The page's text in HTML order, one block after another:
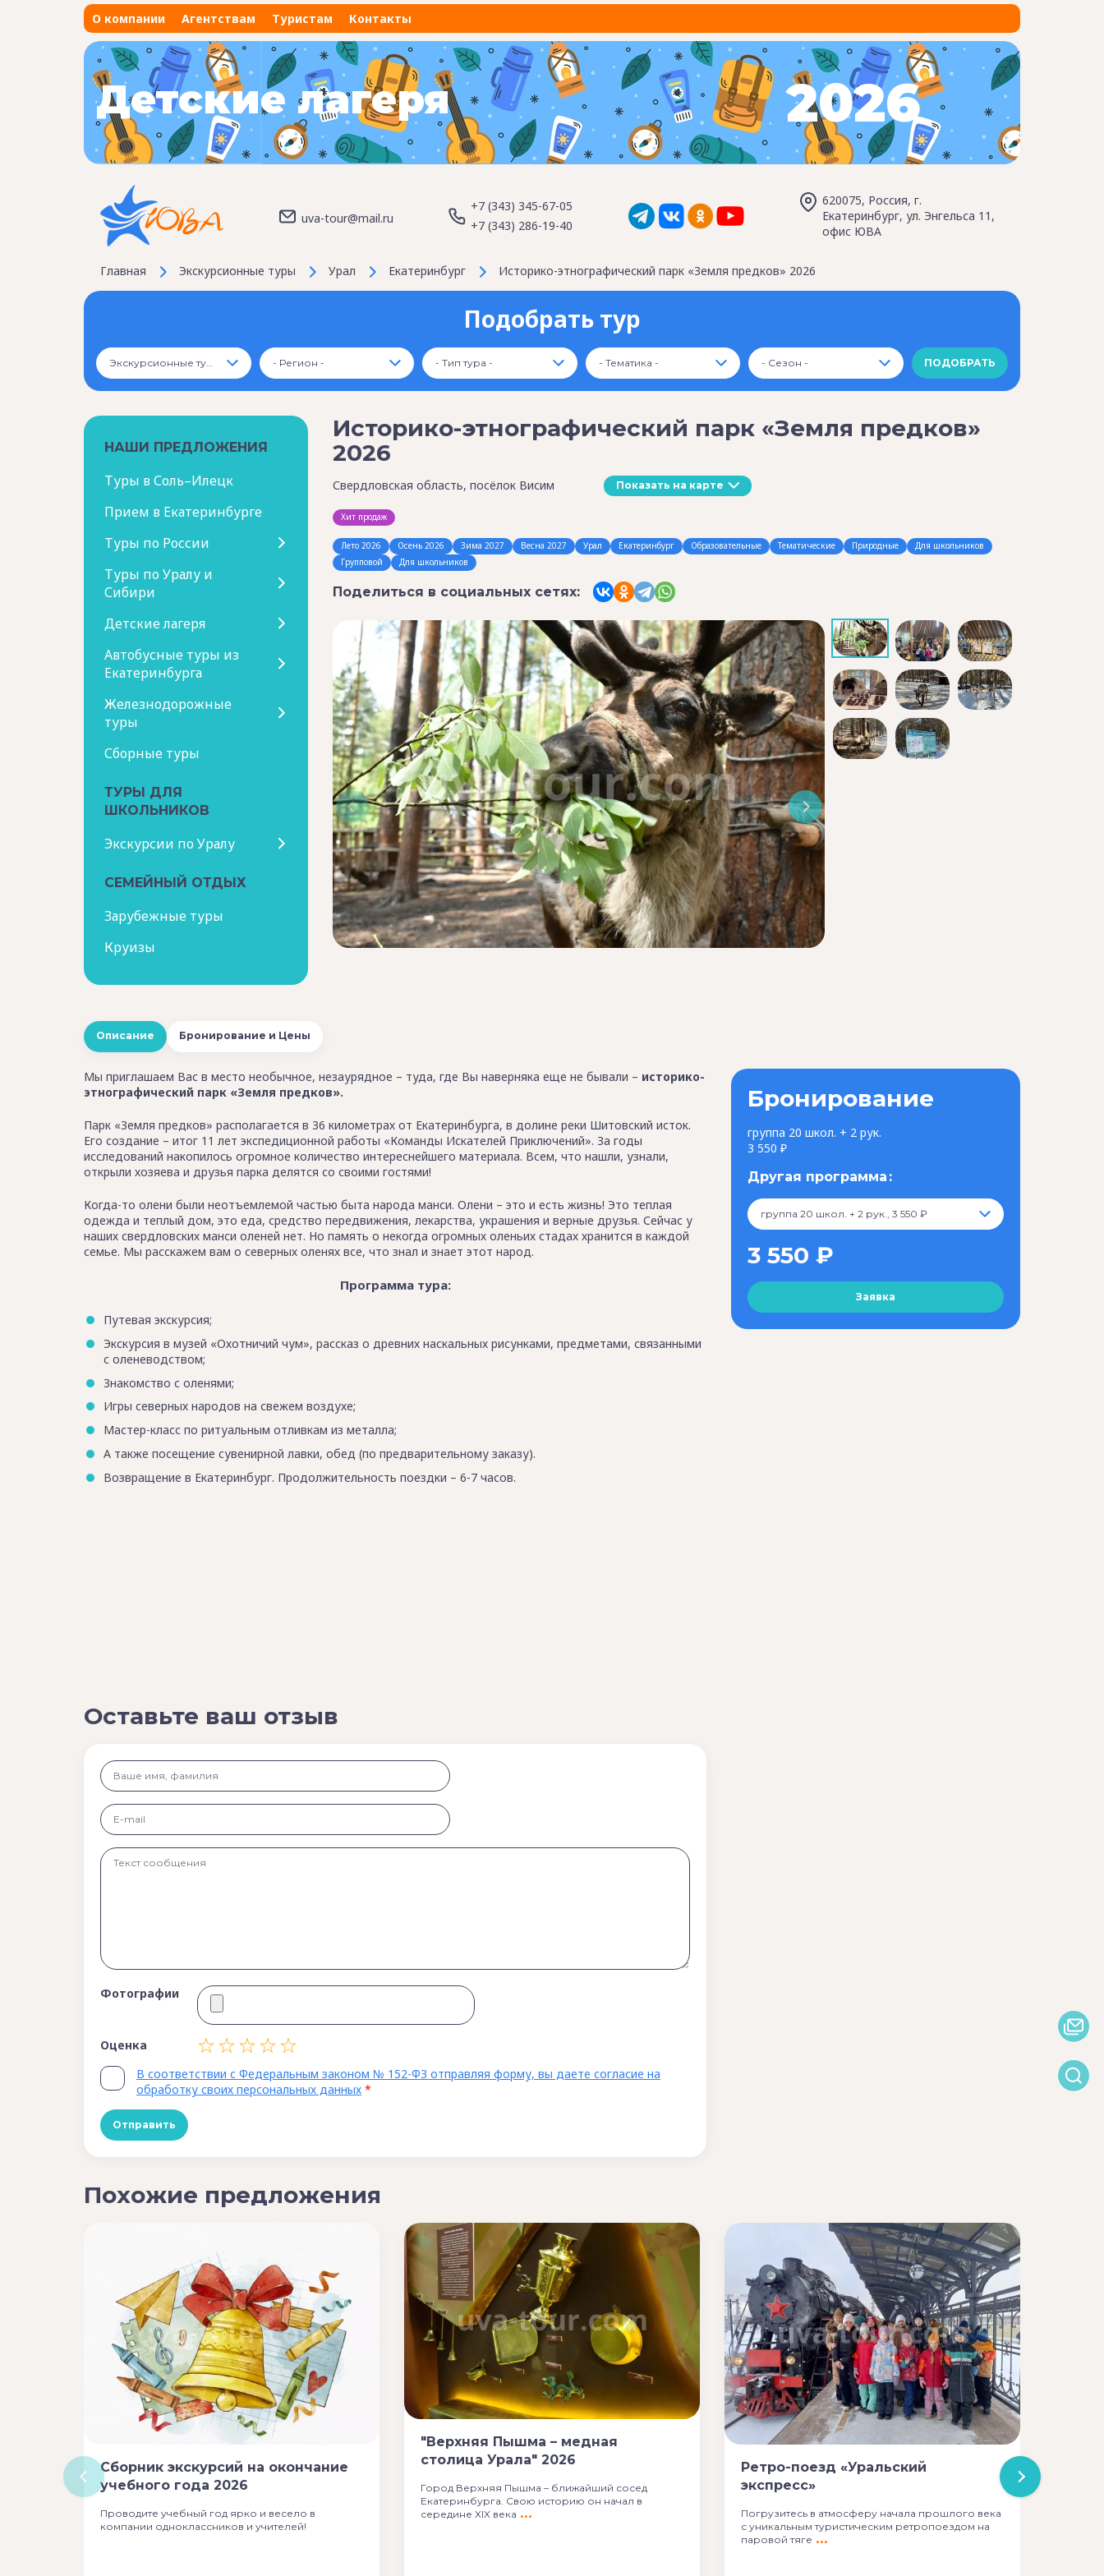
О компании Агентствам Туристам Контакты
Детские лагеря 2026
uva-tour@mail.ru
+7 (343) 345-67-05
+7 (343) 286-19-40
620075, Россия, г.
Екатеринбург, ул. Энгельса 11,
офис ЮВА
Главная Экскурсионные туры Урал Екатеринбург Историко-этнографический парк «Земля предков» 2026
Подобрать тур
Экскурсионные туры - Регион - - Тип тура - - Тематика - - Сезон -
НАШИ ПРЕДЛОЖЕНИЯ
Туры в Соль–Илецк
Прием в Екатеринбурге
Туры по России
Туры по Уралу и
Сибири
Детские лагеря
Автобусные туры из
Екатеринбурга
Железнодорожные
туры
Сборные туры
ТУРЫ ДЛЯ
ШКОЛЬНИКОВ
Экскурсии по Уралу
СЕМЕЙНЫЙ ОТДЫХ
Зарубежные туры
Круизы
Историко-этнографический парк «Земля предков»
2026
Свердловская область, посёлок Висим Показать на карте
Хит продаж
Лето 2026 Осень 2026 Зима 2027 Весна 2027 Урал Екатеринбург Образовательные Тематические Природные
Для школьников
Групповой
Для школьников
Поделиться в социальных сетях:
Описание Бронирование и Цены
Мы приглашаем Вас в место необычное, незаурядное – туда, где Вы наверняка еще не бывали – историко-
этнографический парк «Земля предков».
Парк «Земля предков» располагается в 36 километрах от Екатеринбурга, в долине реки Шитовский исток.
Его создание – итог 11 лет экспедиционной работы «Команды Искателей Приключений». За годы
исследований накопилось огромное количество интереснейшего материала. Всем, что нашли, узнали,
открыли хозяева и друзья парка делятся со своими гостями!
Когда-то олени были неотъемлемой частью быта народа манси. Олени – это и есть жизнь! Это теплая
одежда и теплый дом, это еда, средство передвижения, лекарства, украшения и верные друзья. Сейчас у
наших свердловских манси оленей нет. Но память о некогда огромных оленьих стадах хранится в каждой
семье. Мы расскажем вам о северных оленях все, что знал и знает этот народ.
Программа тура:
Путевая экскурсия;
Экскурсия в музей «Охотничий чум», рассказ о древних наскальных рисунками, предметами, связанными
с оленеводством;
Знакомство с оленями;
Игры северных народов на свежем воздухе;
Мастер-класс по ритуальным отливкам из металла;
А также посещение сувенирной лавки, обед (по предварительному заказу).
Возвращение в Екатеринбург. Продолжительность поездки – 6-7 часов.
Бронирование
группа 20 школ. + 2 рук.
3 550 ₽
Другая программа
группа 20 школ. + 2 рук., 3 550 ₽
3 550 ₽
Оставьте ваш отзыв
Фотографии
Оценка
В соответствии с Федеральным законом № 152-ФЗ отправляя форму, вы даете согласие на
обработку своих персональных данных *
Похожие предложения
Сборник экскурсий на окончание
учебного года 2026
Проводите учебный год ярко и весело в
компании одноклассников и учителей!
"Верхняя Пышма – медная
столица Урала" 2026
Город Верхняя Пышма – ближайший сосед
Екатеринбурга. Свою историю он начал в
середине XIX века
Ретро-поезд «Уральский
экспресс»
Погрузитесь в атмосферу начала прошлого века
с уникальным туристическим ретропоездом на
паровой тяге